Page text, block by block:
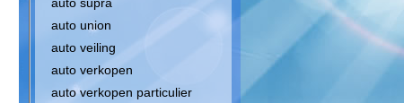
auto union
auto veiling
auto verkopen
auto verkopen particulier